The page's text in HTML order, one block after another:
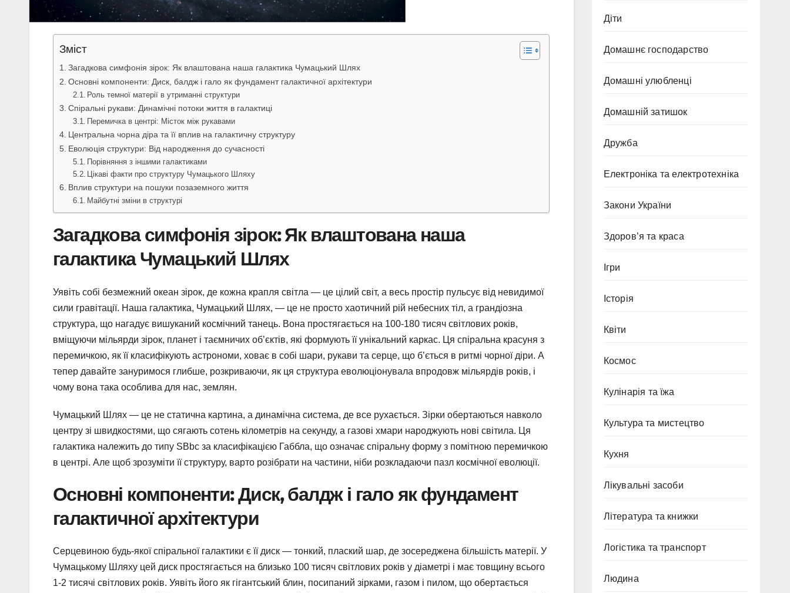
Зміст
Загадкова симфонія зірок: Як влаштована наша галактика Чумацький Шлях
Основні компоненти: Диск, балдж і гало як фундамент галактичної архітектури
Роль темної матерії в утриманні структури
Спіральні рукави: Динамічні потоки життя в галактиці
Перемичка в центрі: Місток між рукавами
Центральна чорна діра та її вплив на галактичну структуру
Еволюція структури: Від народження до сучасності
Порівняння з іншими галактиками
Цікаві факти про структуру Чумацького Шляху
Вплив структури на пошуки позаземного життя
Майбутні зміни в структурі
Загадкова симфонія зірок: Як влаштована наша
галактика Чумацький Шлях
Уявіть собі безмежний океан зірок, де кожна крапля світла — це цілий світ, а весь простір пульсує від невидимої
сили гравітації. Наша галактика, Чумацький Шлях, — це не просто хаотичний рій небесних тіл, а грандіозна
структура, що нагадує вишуканий космічний танець. Вона простягається на 100-180 тисяч світлових років,
вміщуючи мільярди зірок, планет і таємничих об’єктів, які формують її унікальний каркас. Ця спіральна красуня з
перемичкою, як її класифікують астрономи, ховає в собі шари, рукави та серце, що б’ється в ритмі чорної діри. А
тепер давайте зануримося глибше, розкриваючи, як ця структура еволюціонувала впродовж мільярдів років, і
чому вона така особлива для нас, землян.
Чумацький Шлях — це не статична картина, а динамічна система, де все рухається. Зірки обертаються навколо
центру зі швидкостями, що сягають сотень кілометрів на секунду, а газові хмари народжують нові світила. Ця
галактика належить до типу SBbc за класифікацією Габбла, що означає спіральну форму з помітною перемичкою
в центрі. Але щоб зрозуміти її структуру, варто розібрати на частини, ніби розкладаючи пазл космічної еволюції.
Основні компоненти: Диск, балдж і гало як фундамент
галактичної архітектури
Серцевиною будь-якої спіральної галактики є її диск — тонкий, плаский шар, де зосереджена більшість матерії. У
Чумацькому Шляху цей диск простягається на близько 100 тисяч світлових років у діаметрі і має товщину всього
1-2 тисячі світлових років. Уявіть його як гігантський блин, посипаний зірками, газом і пилом, що обертається
Діти
Домашнє господарство
Домашні улюбленці
Домашній затишок
Дружба
Електроніка та електротехніка
Закони України
Здоров’я та краса
Ігри
Історія
Квіти
Космос
Кулінарія та їжа
Культура та мистецтво
Кухня
Лікувальні засоби
Література та книжки
Логістика та транспорт
Людина